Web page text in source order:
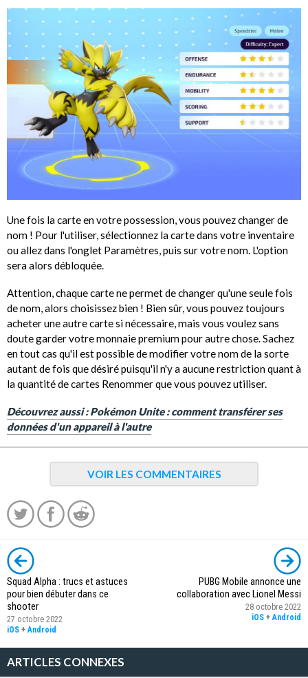
Une fois la carte en votre possession, vous pouvez changer de
nom ! Pour l'utiliser, sélectionnez la carte dans votre inventaire
ou allez dans l'onglet Paramètres, puis sur votre nom. L'option
sera alors débloquée.
Attention, chaque carte ne permet de changer qu'une seule fois
de nom, alors choisissez bien ! Bien sûr, vous pouvez toujours
acheter une autre carte si nécessaire, mais vous voulez sans
doute garder votre monnaie premium pour autre chose. Sachez
en tout cas qu'il est possible de modifier votre nom de la sorte
autant de fois que désiré puisqu'il n'y a aucune restriction quant à
la quantité de cartes Renommer que vous pouvez utiliser.
Découvrez aussi : Pokémon Unite : comment transférer ses
données d'un appareil à l'autre
VOIR LES COMMENTAIRES
Squad Alpha : trucs et astuces
pour bien débuter dans ce
shooter
27 octobre 2022
iOS + Android
PUBG Mobile annonce une
collaboration avec Lionel Messi
28 octobre 2022
iOS + Android
ARTICLES CONNEXES